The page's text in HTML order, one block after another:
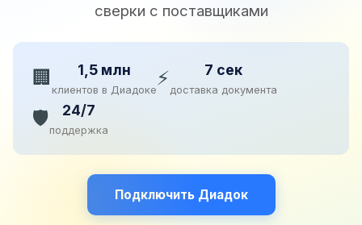
сверки с поставщиками
🏢 1,5 млн
клиентов в Диадоке⚡ 7 сек
доставка документа
🛡️ 24/7
поддержка
Подключить Диадок